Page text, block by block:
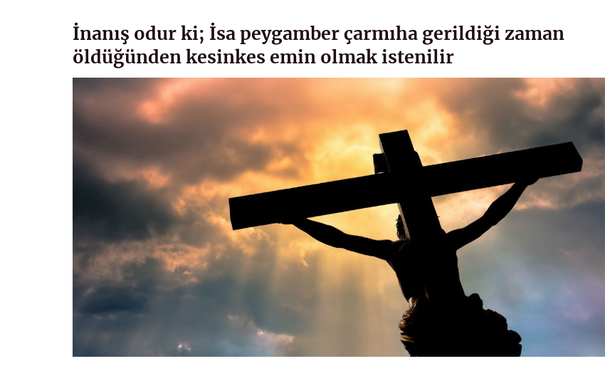
İnanış odur ki; İsa peygamber çarmıha gerildiği zaman
öldüğünden kesinkes emin olmak istenilir